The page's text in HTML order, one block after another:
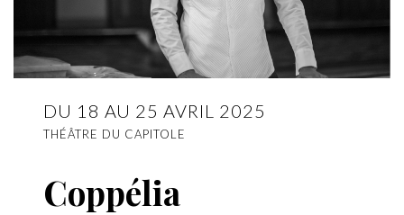
DU 18 AU 25 AVRIL 2025
THÉÂTRE DU CAPITOLE
Coppélia